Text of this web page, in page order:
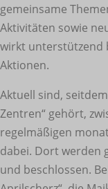
gemeinsame
Aktivitäten sowie
wirkt unterstützend
Aktionen.
Aktuell sind,
Zentren“ gehört,
regelmäßigen
dabei. Dort werden
und beschlossen.